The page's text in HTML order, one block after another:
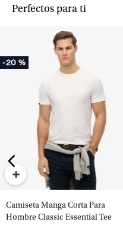
Perfectos para ti
-20 %
+
Camiseta Manga Corta Para
Hombre Classic Essential Tee